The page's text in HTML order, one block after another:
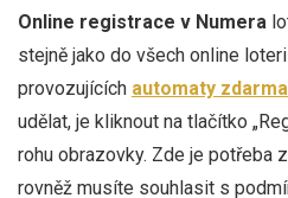
Online registrace v Numera
stejně jako do všech online
provozujících automaty zdarma
udělat, je kliknout na tlačítko
rohu obrazovky. Zde je potřeba
rovněž musíte souhlasit s